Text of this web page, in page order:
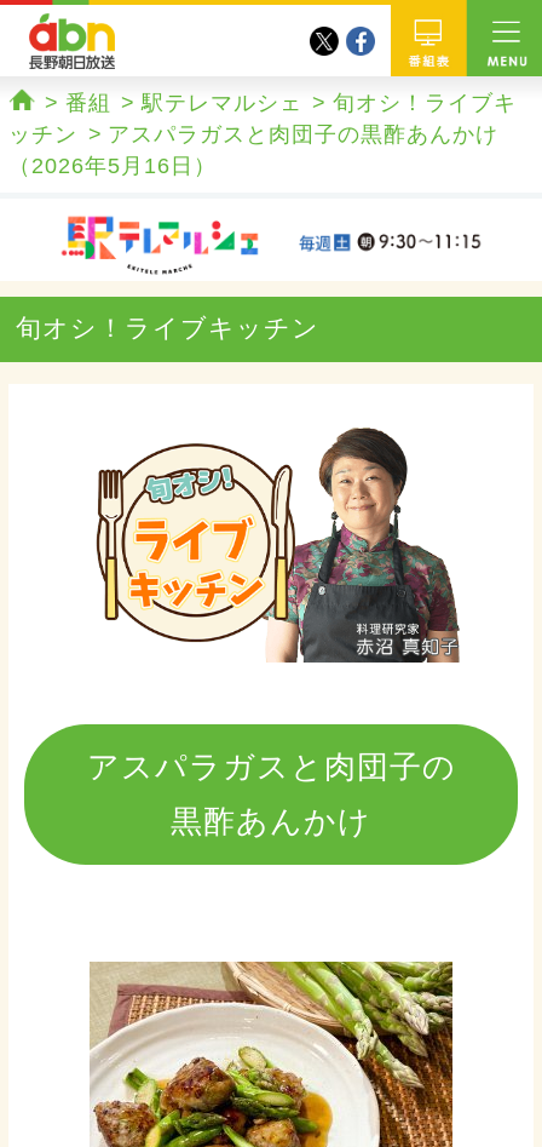
番組
twitterfacebook
ホーム
番組 駅テレマルシェ
旬オシ！ライブキ
ッチン
アスパラガスと肉団子の黒酢あんかけ
（2026年5月16日）
旬オシ！ライブキッチン
アスパラガスと肉団子の
黒酢あんかけ